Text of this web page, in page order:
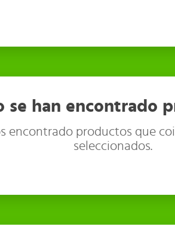
se han encontrado
encontrado productos que
seleccionados.